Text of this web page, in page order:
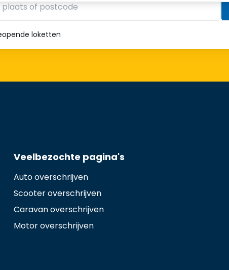
loketten
Veelbezochte pagina's
Auto overschrijven
Scooter overschrijven
Caravan overschrijven
Motor overschrijven